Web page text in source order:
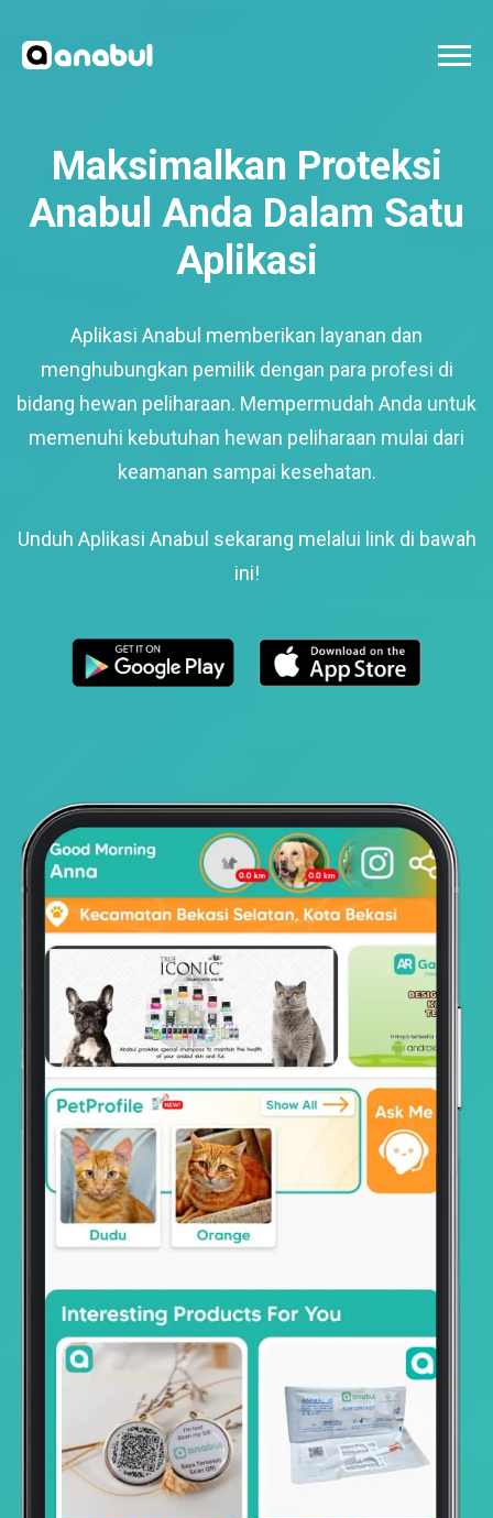
Maksimalkan Proteksi
Anabul Anda Dalam Satu
Aplikasi
Aplikasi Anabul memberikan layanan dan
menghubungkan pemilik dengan para profesi di
bidang hewan peliharaan. Mempermudah Anda untuk
memenuhi kebutuhan hewan peliharaan mulai dari
keamanan sampai kesehatan.
Unduh Aplikasi Anabul sekarang melalui link di bawah
ini!